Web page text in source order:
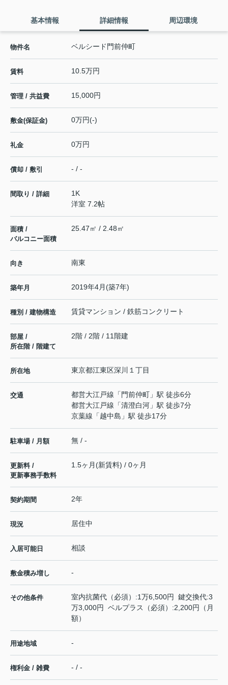
基本情報 詳細情報 周辺環境
物件名 ベルシード門前仲町
賃料 10.5万円
管理 / 共益費 15,000円
敷金(保証金) 0万円(-)
礼金 0万円
償却 / 敷引 - / -
間取り / 詳細
1K
洋室 7.2帖
面積 /
バルコニー面積
25.47㎡ / 2.48㎡
向き 南東
築年月 2019年4月(築7年)
種別 / 建物構造 賃貸マンション / 鉄筋コンクリート
部屋 /
所在階 / 階建て
2階 / 2階 / 11階建
所在地 東京都江東区深川 １丁目
交通 都営大江戸線 「 門前仲町 」駅 徒歩6分
都営大江戸線 「清澄白河 」駅 徒歩7分
京葉線 「越中島 」駅 徒歩17分
駐車場 / 月額 無 / -
更新料 /
更新事務手数料
1.5ヶ月(新賃料) / 0ヶ月
契約期間 2年
現況 居住中
入居可能日 相談
敷金積み増し -
その他条件
室内抗菌代（必須）:1万6,500円 鍵交換代:3
万3,000円 ベルプラス（必須）:2,200円（月
額）
用途地域 -
権利金 / 雑費 - / -